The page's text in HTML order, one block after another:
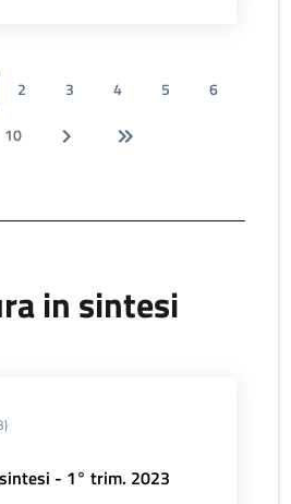
2 3 4 5
6
10
in sintesi
- 1° trim. 2023